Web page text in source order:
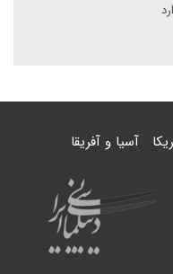
آسیا و آفریقا